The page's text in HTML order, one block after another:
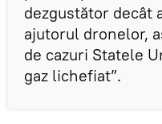
dezgustător decât
ajutorul dronelor,
de cazuri Statele
gaz lichefiat”.